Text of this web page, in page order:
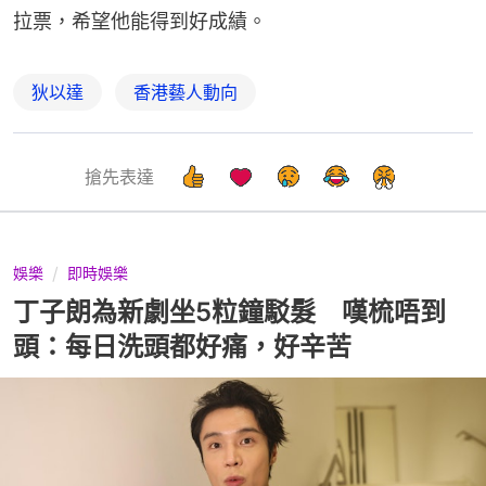
拉票，希望他能得到好成績。
狄以達 香港藝人動向
搶先表達
娛樂 即時娛樂
丁子朗為新劇坐5粒鐘駁髮 嘆梳唔到
頭：每日洗頭都好痛，好辛苦